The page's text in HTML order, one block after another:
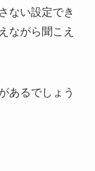
ない設定でき
ながら聞こえ
あるでしょう